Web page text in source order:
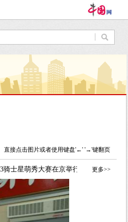
直接点击图片或者使用键盘'←' '→'键翻页